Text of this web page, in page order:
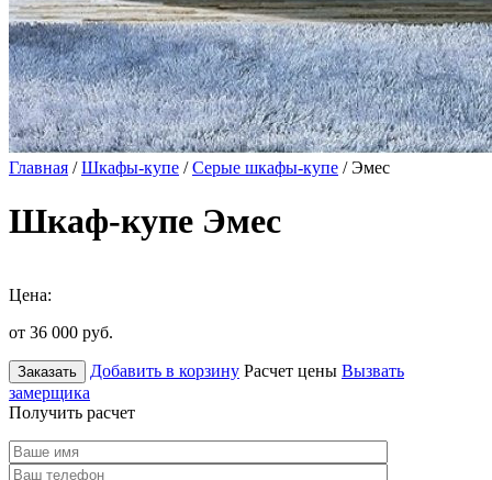
Главная /Шкафы-купе /Серые шкафы-купе / Эмес
Шкаф-купе Эмес
Цена:
от 36 000 руб.
Заказать Добавить в корзину Расчет цены Вызвать
замерщика
Получить расчет